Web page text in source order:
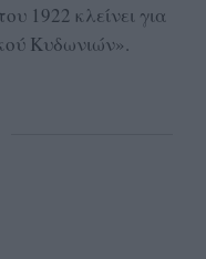
1922 κλείνει για
Κυδωνιών».